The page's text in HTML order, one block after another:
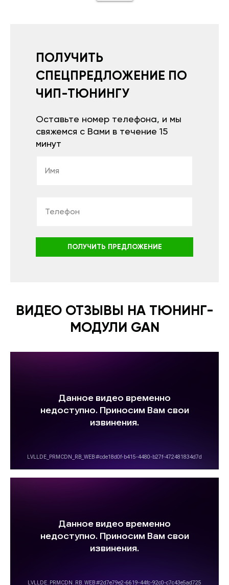
ПОЛУЧИТЬ
СПЕЦПРЕДЛОЖЕНИЕ ПО
ЧИП-ТЮНИНГУ
Оставьте номер телефона, и мы
свяжемся с Вами в течение 15
минут
ПОЛУЧИТЬ ПРЕДЛОЖЕНИЕ
ВИДЕО ОТЗЫВЫ НА ТЮНИНГ-
МОДУЛИ GAN